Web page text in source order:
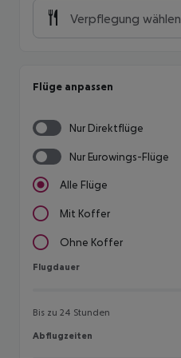
Verpflegung wählen
Flüge anpassen
Nur Direktflüge
Nur Eurowings-Flüge
Alle Flüge
Mit Koffer
Ohne Koffer
Flugdauer
Flugdauer
Bis zu 24 Stunden
Abflugzeiten
Abflugzeiten